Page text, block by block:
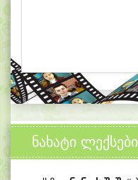
ნახატი ლექსები